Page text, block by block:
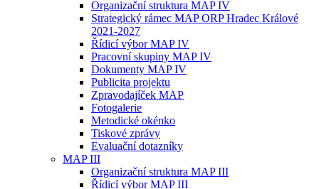
Organizační struktura MAP IV
Strategický rámec MAP ORP Hradec Králové
2021-2027
Řídicí výbor MAP IV
Pracovní skupiny MAP IV
Dokumenty MAP IV
Publicita projektu
Zpravodajíček MAP
Fotogalerie
Metodické okénko
Tiskové zprávy
Evaluační dotazníky
MAP III
Organizační struktura MAP III
Řídicí výbor MAP III